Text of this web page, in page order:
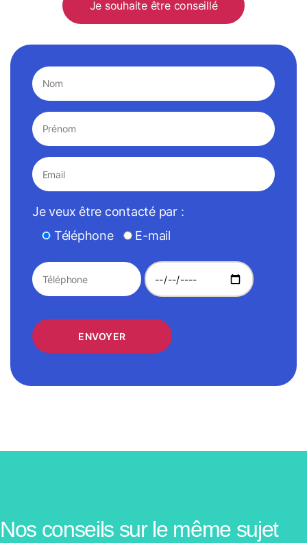
Je souhaite être conseillé
Je veux être contacté par :
Téléphone
E-mail
Nos conseils sur le même sujet